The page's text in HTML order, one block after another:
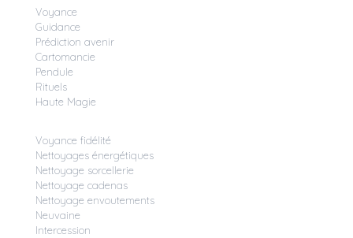
Voyance
Guidance
Prédiction avenir
Cartomancie
Pendule
Rituels
Haute Magie
Voyance fidélité
Nettoyages énergétiques
Nettoyage sorcellerie
Nettoyage cadenas
Nettoyage envoutements
Neuvaine
Intercession